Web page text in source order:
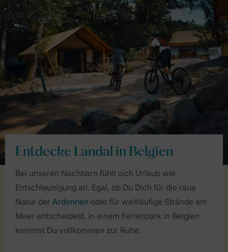
Entdecke Landal in Belgien
Bei unseren Nachbarn fühlt sich Urlaub wie
Entschleunigung an. Egal, ob Du Dich für die raue
Natur der Ardennen oder für weitläufige Strände am
Meer entscheidest, in einem Ferienpark in Belgien
kommst Du vollkommen zur Ruhe.